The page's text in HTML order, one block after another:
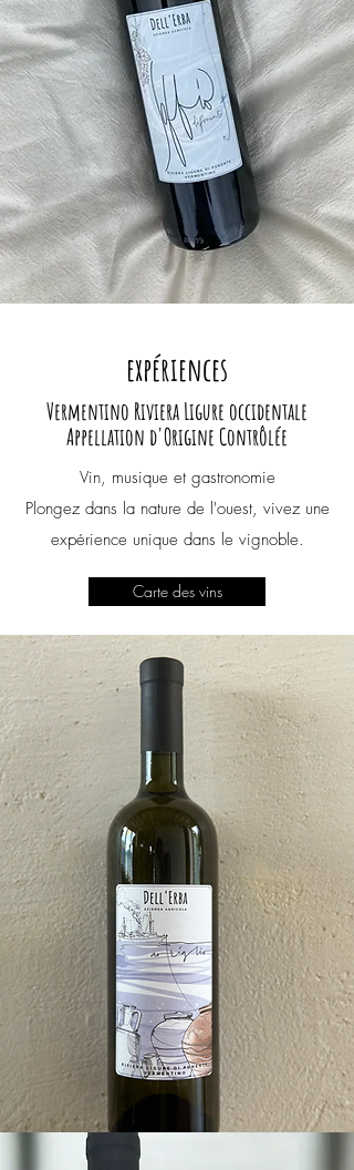
expériences
Vermentino Riviera Ligure occidentale
Appellation d'Origine Contrôlée
Vin, musique et gastronomie
Plongez dans la nature de l'ouest, vivez une
expérience unique dans le vignoble.
Carte des vins